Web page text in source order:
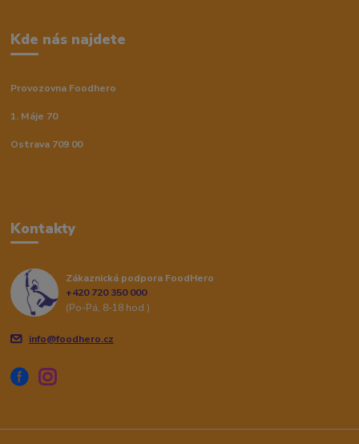
Kde nás najdete
Provozovna Foodhero
1. Máje 70
Ostrava 709 00
Kontakty
Zákaznická podpora FoodHero
+420 720 350 000
(Po-Pá, 8-18 hod.)
info@foodhero.cz